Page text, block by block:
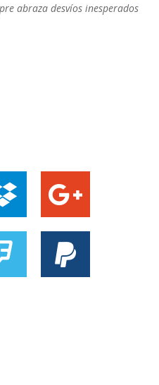
abraza desvíos inesperados